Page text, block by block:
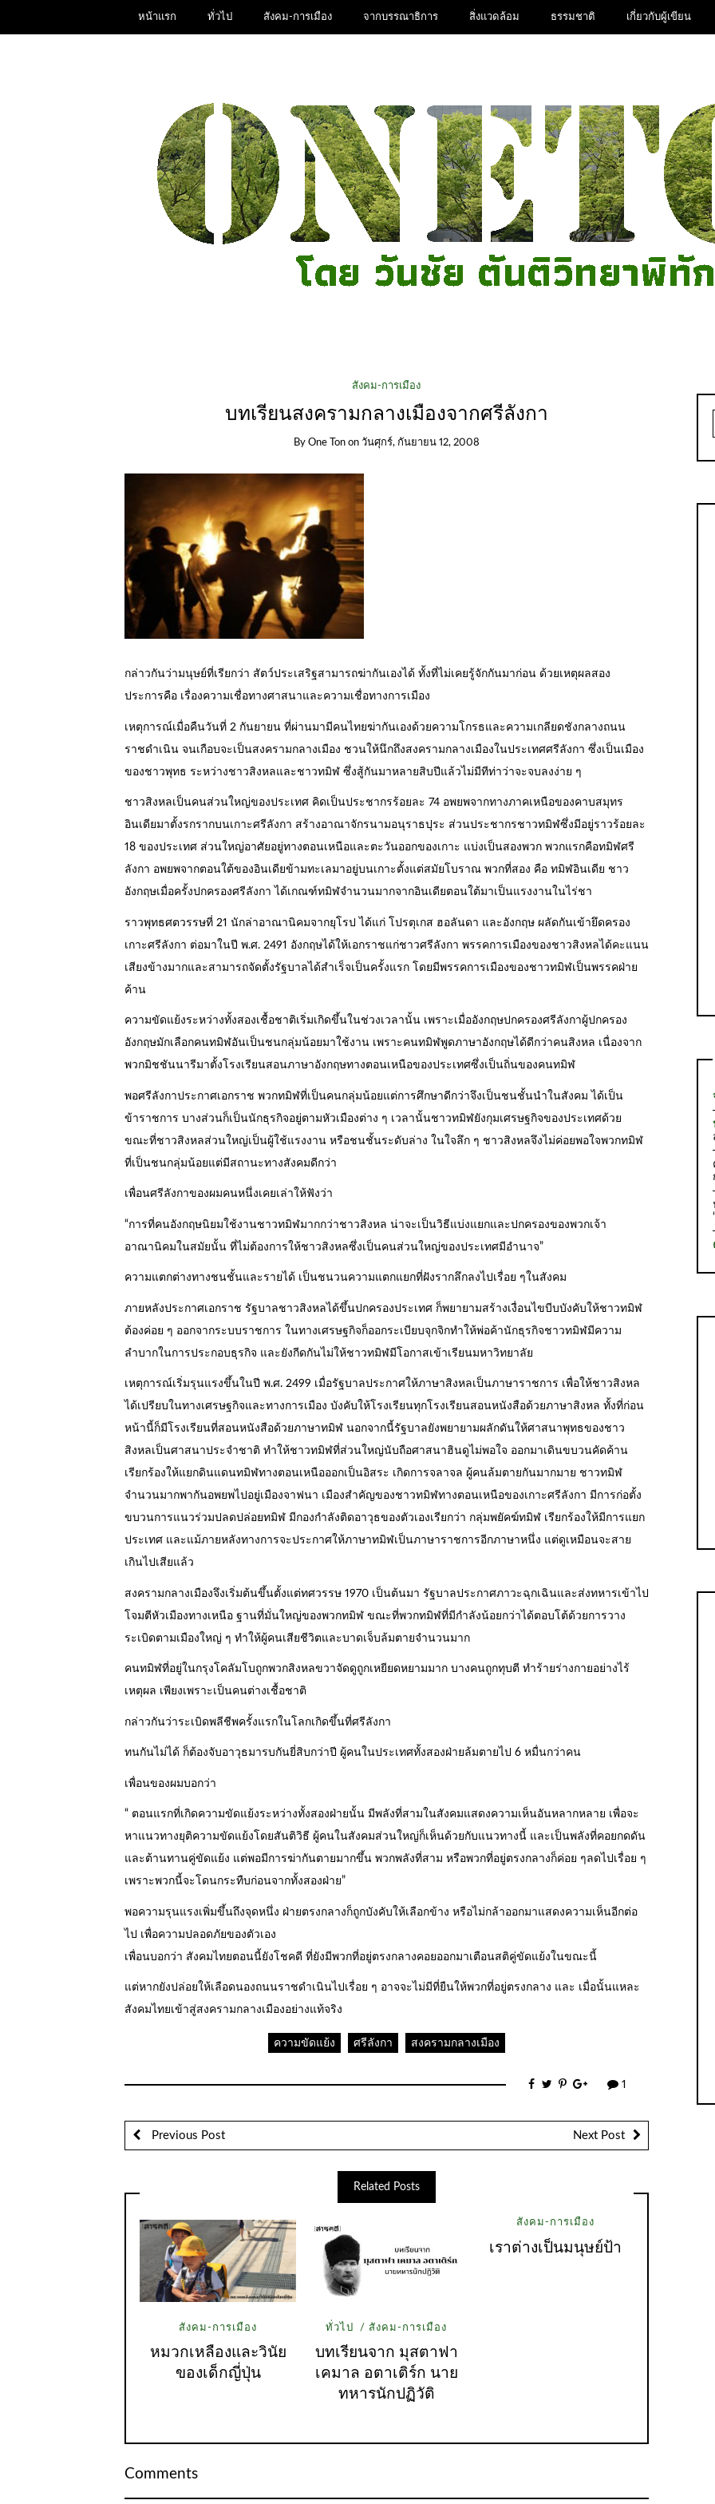
หน้าแรก ทั่วไป สังคม-การเมือง จากบรรณาธิการ สิ่งแวดล้อม ธรรมชาติ เกี่ยวกับผู้เขียน
สังคม-การเมือง
บทเรียนสงครามกลางเมืองจากศรีลังกา
By One Ton on วันศุกร์, กันยายน 12, 2008
กล่าวกันว่ามนุษย์ที่เรียกว่า สัตว์ประเสริฐสามารถฆ่ากันเองได้ ทั้งที่ไม่เคยรู้จักกันมาก่อน ด้วยเหตุผลสอง
ประการคือ เรื่องความเชื่อทางศาสนาและความเชื่อทางการเมือง
เหตุการณ์เมื่อคืนวันที่ 2 กันยายน ที่ผ่านมามีคนไทยฆ่ากันเองด้วยความโกรธและความเกลียดชังกลางถนน
ราชดำเนิน จนเกือบจะเป็นสงครามกลางเมือง ชวนให้นึกถึงสงครามกลางเมืองในประเทศศรีลังกา ซึ่งเป็นเมือง
ของชาวพุทธ ระหว่างชาวสิงหลและชาวทมิฬ ซึ่งสู้กันมาหลายสิบปีแล้วไม่มีทีท่าว่าจะจบลงง่าย ๆ
ชาวสิงหลเป็นคนส่วนใหญ่ของประเทศ คิดเป็นประชากรร้อยละ 74 อพยพจากทางภาคเหนือของคาบสมุทร
อินเดียมาตั้งรกรากบนเกาะศรีลังกา สร้างอาณาจักรนามอนุราธปุระ ส่วนประชากรชาวทมิฬซึ่งมีอยู่ราวร้อยละ
18 ของประเทศ ส่วนใหญ่อาศัยอยู่ทางตอนเหนือและตะวันออกของเกาะ แบ่งเป็นสองพวก พวกแรกคือทมิฬศรี
ลังกา อพยพจากตอนใต้ของอินเดียข้ามทะเลมาอยู่บนเกาะตั้งแต่สมัยโบราณ พวกที่สอง คือ ทมิฬอินเดีย ชาว
อังกฤษเมื่อครั้งปกครองศรีลังกา ได้เกณฑ์ทมิฬจำนวนมากจากอินเดียตอนใต้มาเป็นแรงงานในไร่ชา
ราวพุทธศตวรรษที่ 21 นักล่าอาณานิคมจากยุโรป ได้แก่ โปรตุเกส ฮอลันดา และอังกฤษ ผลัดกันเข้ายึดครอง
เกาะศรีลังกา ต่อมาในปี พ.ศ. 2491 อังกฤษได้ให้เอกราชแก่ชาวศรีลังกา พรรคการเมืองของชาวสิงหลได้คะแนน
เสียงข้างมากและสามารถจัดตั้งรัฐบาลได้สำเร็จเป็นครั้งแรก โดยมีพรรคการเมืองของชาวทมิฬเป็นพรรคฝ่าย
ค้าน
ความขัดแย้งระหว่างทั้งสองเชื้อชาติเริ่มเกิดขึ้นในช่วงเวลานั้น เพราะเมื่ออังกฤษปกครองศรีลังกาผู้ปกครอง
อังกฤษมักเลือกคนทมิฬอันเป็นชนกลุ่มน้อยมาใช้งาน เพราะคนทมิฬพูดภาษาอังกฤษได้ดีกว่าคนสิงหล เนื่องจาก
พวกมิชชันนารีมาตั้งโรงเรียนสอนภาษาอังกฤษทางตอนเหนือของประเทศซึ่งเป็นถิ่นของคนทมิฬ
พอศรีลังกาประกาศเอกราช พวกทมิฬที่เป็นคนกลุ่มน้อยแต่การศึกษาดีกว่าจึงเป็นชนชั้นนำในสังคม ได้เป็น
ข้าราชการ บางส่วนก็เป็นนักธุรกิจอยู่ตามหัวเมืองต่าง ๆ เวลานั้นชาวทมิฬยังกุมเศรษฐกิจของประเทศด้วย
ขณะที่ชาวสิงหลส่วนใหญ่เป็นผู้ใช้แรงงาน หรือชนชั้นระดับล่าง ในใจลึก ๆ ชาวสิงหลจึงไม่ค่อยพอใจพวกทมิฬ
ที่เป็นชนกลุ่มน้อยแต่มีสถานะทางสังคมดีกว่า
เพื่อนศรีลังกาของผมคนหนึ่งเคยเล่าให้ฟังว่า
“การที่คนอังกฤษนิยมใช้งานชาวทมิฬมากกว่าชาวสิงหล น่าจะเป็นวิธีแบ่งแยกและปกครองของพวกเจ้า
อาณานิคมในสมัยนั้น ที่ไม่ต้องการให้ชาวสิงหลซึ่งเป็นคนส่วนใหญ่ของประเทศมีอำนาจ”
ความแตกต่างทางชนชั้นและรายได้ เป็นชนวนความแตกแยกที่ฝังรากลึกลงไปเรื่อย ๆในสังคม
ภายหลังประกาศเอกราช รัฐบาลชาวสิงหลได้ขึ้นปกครองประเทศ ก็พยายามสร้างเงื่อนไขบีบบังคับให้ชาวทมิฬ
ต้องค่อย ๆ ออกจากระบบราชการ ในทางเศรษฐกิจก็ออกระเบียบจุกจิกทำให้พ่อค้านักธุรกิจชาวทมิฬมีความ
ลำบากในการประกอบธุรกิจ และยังกีดกันไม่ให้ชาวทมิฬมีโอกาสเข้าเรียนมหาวิทยาลัย
เหตุการณ์เริ่มรุนแรงขึ้นในปี พ.ศ. 2499 เมื่อรัฐบาลประกาศให้ภาษาสิงหลเป็นภาษาราชการ เพื่อให้ชาวสิงหล
ได้เปรียบในทางเศรษฐกิจและทางการเมือง บังคับให้โรงเรียนทุกโรงเรียนสอนหนังสือด้วยภาษาสิงหล ทั้งที่ก่อน
หน้านี้ก็มีโรงเรียนที่สอนหนังสือด้วยภาษาทมิฬ นอกจากนี้รัฐบาลยังพยายามผลักดันให้ศาสนาพุทธของชาว
สิงหลเป็นศาสนาประจำชาติ ทำให้ชาวทมิฬที่ส่วนใหญ่นับถือศาสนาฮินดูไม่พอใจ ออกมาเดินขบวนคัดค้าน
เรียกร้องให้แยกดินแดนทมิฬทางตอนเหนือออกเป็นอิสระ เกิดการจลาจล ผู้คนล้มตายกันมากมาย ชาวทมิฬ
จำนวนมากพากันอพยพไปอยู่เมืองจาฟนา เมืองสำคัญของชาวทมิฬทางตอนเหนือของเกาะศรีลังกา มีการก่อตั้ง
ขบวนการแนวร่วมปลดปล่อยทมิฬ มีกองกำลังติดอาวุธของตัวเองเรียกว่า กลุ่มพยัคฆ์ทมิฬ เรียกร้องให้มีการแยก
ประเทศ และแม้ภายหลังทางการจะประกาศให้ภาษาทมิฬเป็นภาษาราชการอีกภาษาหนึ่ง แต่ดูเหมือนจะสาย
เกินไปเสียแล้ว
สงครามกลางเมืองจึงเริ่มต้นขึ้นตั้งแต่ทศวรรษ 1970 เป็นต้นมา รัฐบาลประกาศภาวะฉุกเฉินและส่งทหารเข้าไป
โจมตีหัวเมืองทางเหนือ ฐานที่มั่นใหญ่ของพวกทมิฬ ขณะที่พวกทมิฬที่มีกำลังน้อยกว่าได้ตอบโต้ด้วยการวาง
ระเบิดตามเมืองใหญ่ ๆ ทำให้ผู้คนเสียชีวิตและบาดเจ็บล้มตายจำนวนมาก
คนทมิฬที่อยู่ในกรุงโคลัมโบถูกพวกสิงหลขวาจัดดูถูกเหยียดหยามมาก บางคนถูกทุบตี ทำร้ายร่างกายอย่างไร้
เหตุผล เพียงเพราะเป็นคนต่างเชื้อชาติ
กล่าวกันว่าระเบิดพลีชีพครั้งแรกในโลกเกิดขึ้นที่ศรีลังกา
ทนกันไม่ได้ ก็ต้องจับอาวุธมารบกันยี่สิบกว่าปี ผู้คนในประเทศทั้งสองฝ่ายล้มตายไป 6 หมื่นกว่าคน
เพื่อนของผมบอกว่า
“ ตอนแรกที่เกิดความขัดแย้งระหว่างทั้งสองฝ่ายนั้น มีพลังที่สามในสังคมแสดงความเห็นอันหลากหลาย เพื่อจะ
หาแนวทางยุติความขัดแย้งโดยสันติวิธี ผู้คนในสังคมส่วนใหญ่ก็เห็นด้วยกับแนวทางนี้ และเป็นพลังที่คอยกดดัน
และต้านทานคู่ขัดแย้ง แต่พอมีการฆ่ากันตายมากขึ้น พวกพลังที่สาม หรือพวกที่อยู่ตรงกลางก็ค่อย ๆลดไปเรื่อย ๆ
เพราะพวกนี้จะโดนกระทืบก่อนจากทั้งสองฝ่าย”
พอความรุนแรงเพิ่มขึ้นถึงจุดหนึ่ง ฝ่ายตรงกลางก็ถูกบังคับให้เลือกข้าง หรือไม่กล้าออกมาแสดงความเห็นอีกต่อ
ไป เพื่อความปลอดภัยของตัวเอง
เพื่อนบอกว่า สังคมไทยตอนนี้ยังโชคดี ที่ยังมีพวกที่อยู่ตรงกลางคอยออกมาเตือนสติคู่ขัดแย้งในขณะนี้
แต่หากยังปล่อยให้เลือดนองถนนราชดำเนินไปเรื่อย ๆ อาจจะไม่มีที่ยืนให้พวกที่อยู่ตรงกลาง และ เมื่อนั้นแหละ
สังคมไทยเข้าสู่สงครามกลางเมืองอย่างแท้จริง
ความขัดแย้ง ศรีลังกา สงครามกลางเมือง
1
Previous Post Next Post
Related Posts
สังคม-การเมือง
หมวกเหลืองและวินัย
ของเด็กญี่ปุ่น
ทั่วไป สังคม-การเมือง
บทเรียนจาก มุสตาฟา
เคมาล อตาเติร์ก นาย
ทหารนักปฏิวัติ
สังคม-การเมือง
เราต่างเป็นมนุษย์ป้า
Comments